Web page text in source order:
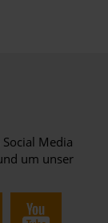
Media
um unser